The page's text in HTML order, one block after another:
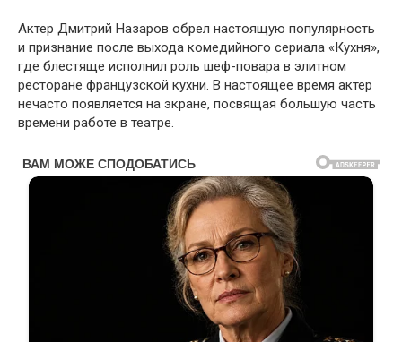
Актер Дмитрий Назаров обрел настоящую популярность
и признание после выхода комедийного сериала «Кухня»,
где блестяще исполнил роль шеф-повара в элитном
ресторане французской кухни. В настоящее время актер
нечасто появляется на экране, посвящая большую часть
времени работе в театре.